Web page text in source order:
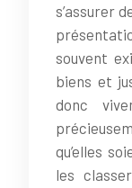
s’assurer
souvent
biens et
donc
qu’elles
les